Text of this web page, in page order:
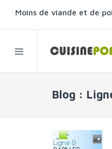
Moins de viande et de
Blog :